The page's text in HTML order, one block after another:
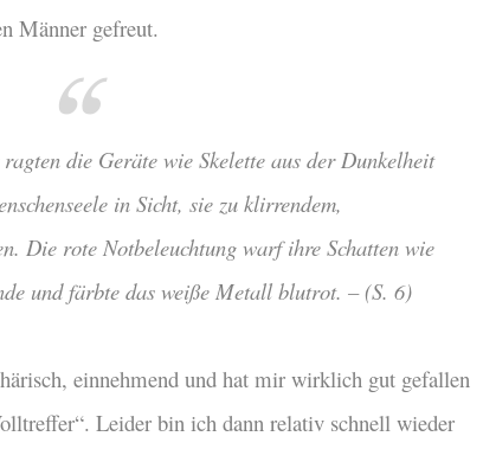
Männer gefreut.
die Geräte wie Skelette aus der Dunkelheit
in Sicht, sie zu klirrendem,
Die rote Notbeleuchtung warf ihre Schatten wie
und färbte das weiße Metall blutrot. – (S. 6)
einnehmend und hat mir wirklich gut gefallen
Leider bin ich dann relativ schnell wieder